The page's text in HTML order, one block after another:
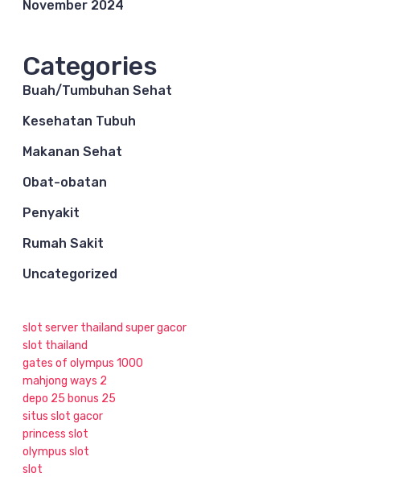
November 2024
Categories
Buah/Tumbuhan Sehat
Kesehatan Tubuh
Makanan Sehat
Obat-obatan
Penyakit
Rumah Sakit
Uncategorized
slot server thailand super gacor
slot thailand
gates of olympus 1000
mahjong ways 2
depo 25 bonus 25
situs slot gacor
princess slot
olympus slot
slot